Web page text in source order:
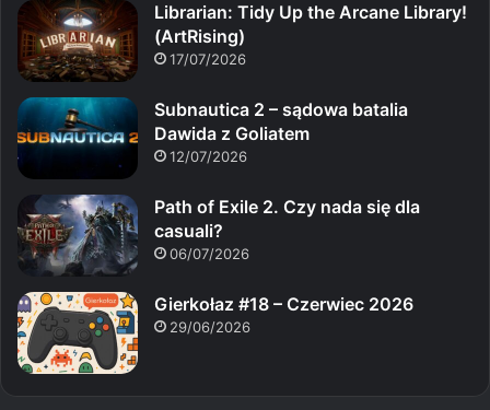
Librarian: Tidy Up the Arcane Library!
(ArtRising)
17/07/2026
Subnautica 2 – sądowa batalia
Dawida z Goliatem
12/07/2026
Path of Exile 2. Czy nada się dla
casuali?
06/07/2026
Gierkołaz #18 – Czerwiec 2026
29/06/2026